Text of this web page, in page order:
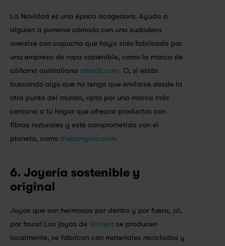
La Navidad es una época acogedora. Ayuda a
alguien a ponerse cómodo con una sudadera
oversize con capucha que haya sido fabricada por
una empresa de ropa sostenible, como la marca de
cáñamo australiana afends.com. O, si estás
buscando algo que no tenga que enviarse desde la
otra punta del mundo, opta por una marca más
cercana a tu hogar que ofrezca productos con
fibras naturales y esté comprometida con el
planeta, como thepangaia.com.
6. Joyería sostenible y
original
Joyas que son hermosas por dentro y por fuera, ¡sí,
por favor! Las joyas de Stilnest se producen
localmente, se fabrican con materiales reciclados y